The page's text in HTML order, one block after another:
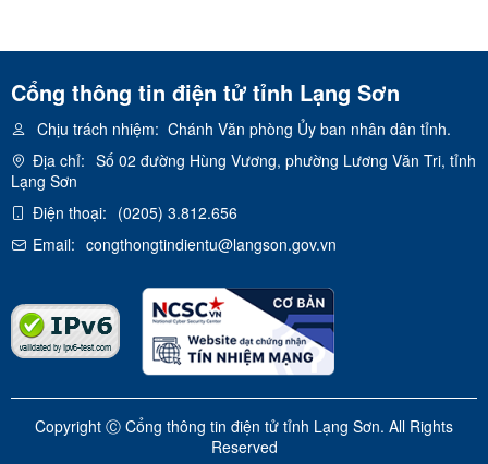
Cổng thông tin điện tử tỉnh Lạng Sơn
Chịu trách nhiệm: Chánh Văn phòng Ủy ban nhân dân tỉnh.
Địa chỉ: Số 02 đường Hùng Vương, phường Lương Văn Tri, tỉnh
Lạng Sơn
Điện thoại: (0205) 3.812.656
Email: congthongtindientu@langson.gov.vn
Copyright Ⓒ Cổng thông tin điện tử tỉnh Lạng Sơn. All Rights
Reserved